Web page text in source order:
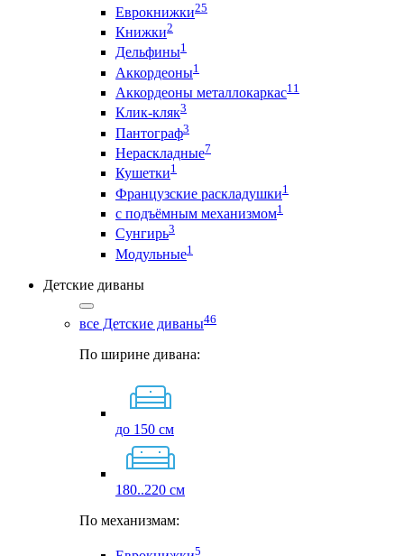
Еврокнижки25
Книжки2
Дельфины1
Аккордеоны1
Аккордеоны металлокаркас11
Клик-кляк3
Пантограф3
Нераскладные7
Кушетки1
Французские раскладушки1
с подъёмным механизмом1
Сунгирь3
Модульные1
Детские диваны
все Детские диваны46
По ширине дивана:
до 150 см
180..220 см
По механизмам:
5